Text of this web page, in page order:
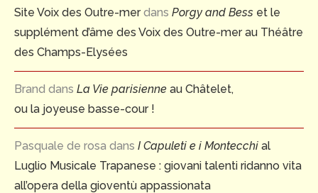
Site Voix des Outre-merdans Porgy and Bess et le
supplément d’âme des Voix des Outre-mer au Théâtre
des Champs-Elysées
Brand dans La Vie parisienne au Châtelet,
ou la joyeuse basse-cour !
Pasquale de rosa dans I Capuleti e i Montecchi al
Luglio Musicale Trapanese : giovani talenti ridanno vita
all’opera della gioventù appassionata